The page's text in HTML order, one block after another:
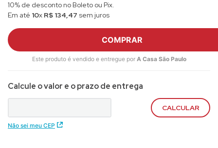
10% de desconto no Boleto ou Pix.
Em até 10x R$ 134,47 sem juros
COMPRAR
Este produto é vendido e entregue por A Casa São Paulo
Não sei meu CEP